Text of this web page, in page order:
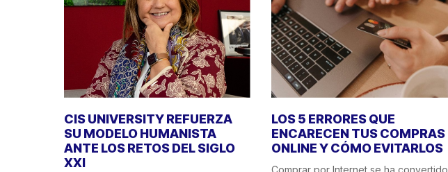
CIS UNIVERSITY REFUERZA
SU MODELO HUMANISTA
ANTE LOS RETOS DEL SIGLO
XXI
LOS 5 ERRORES QUE
ENCARECEN TUS COMPRAS
ONLINE Y CÓMO EVITARLOS
Comprar por Internet se ha convertido